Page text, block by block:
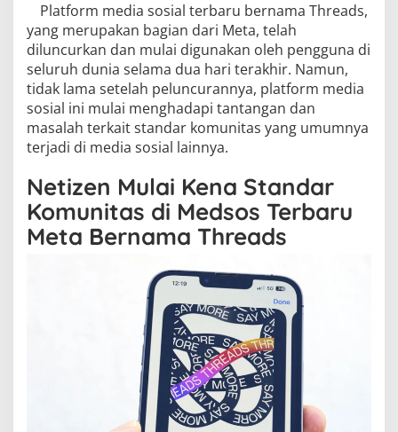
Platform media sosial terbaru bernama Threads,
yang merupakan bagian dari Meta, telah
diluncurkan dan mulai digunakan oleh pengguna di
seluruh dunia selama dua hari terakhir. Namun,
tidak lama setelah peluncurannya, platform media
sosial ini mulai menghadapi tantangan dan
masalah terkait standar komunitas yang umumnya
terjadi di media sosial lainnya.
Netizen Mulai Kena Standar
Komunitas di Medsos Terbaru
Meta Bernama Threads